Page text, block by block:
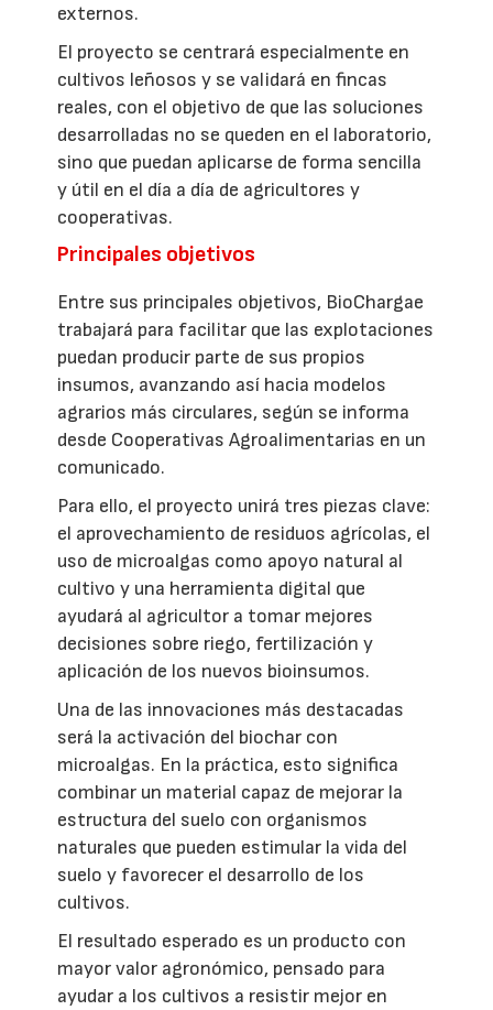
externos.
El proyecto se centrará especialmente en
cultivos leñosos y se validará en fincas
reales, con el objetivo de que las soluciones
desarrolladas no se queden en el laboratorio,
sino que puedan aplicarse de forma sencilla
y útil en el día a día de agricultores y
cooperativas.
Principales objetivos
Entre sus principales objetivos, BioChargae
trabajará para facilitar que las explotaciones
puedan producir parte de sus propios
insumos, avanzando así hacia modelos
agrarios más circulares, según se informa
desde Cooperativas Agroalimentarias en un
comunicado.
Para ello, el proyecto unirá tres piezas clave:
el aprovechamiento de residuos agrícolas, el
uso de microalgas como apoyo natural al
cultivo y una herramienta digital que
ayudará al agricultor a tomar mejores
decisiones sobre riego, fertilización y
aplicación de los nuevos bioinsumos.
Una de las innovaciones más destacadas
será la activación del biochar con
microalgas. En la práctica, esto significa
combinar un material capaz de mejorar la
estructura del suelo con organismos
naturales que pueden estimular la vida del
suelo y favorecer el desarrollo de los
cultivos.
El resultado esperado es un producto con
mayor valor agronómico, pensado para
ayudar a los cultivos a resistir mejor en